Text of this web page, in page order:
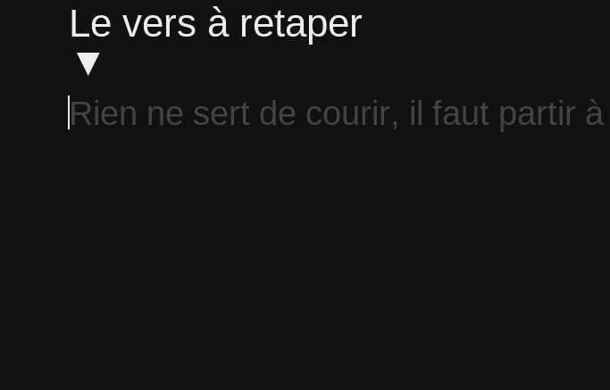
Le vers à retaper
▼
Rien ne sert de courir, il faut partir à